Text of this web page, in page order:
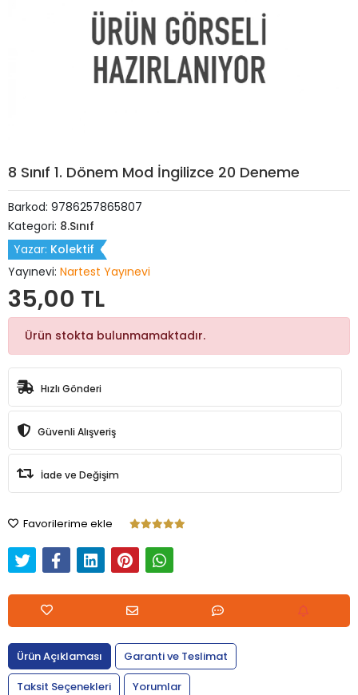
8 Sınıf 1. Dönem Mod İngilizce 20 Deneme
Barkod: 9786257865807
Kategori: 8.Sınıf
Yazar: Kolektif
Yayınevi: Nartest Yayınevi
35,00 TL
Ürün stokta bulunmamaktadır.
Hızlı Gönderi
Güvenli Alışveriş
İade ve Değişim
Favorilerime ekle
Ürün Açıklaması
Garanti ve Teslimat
Taksit Seçenekleri
Yorumlar